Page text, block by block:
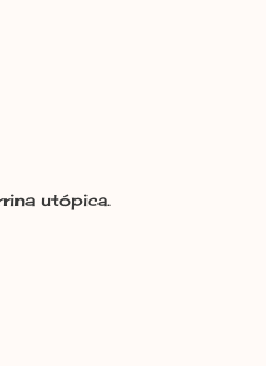
utópica.